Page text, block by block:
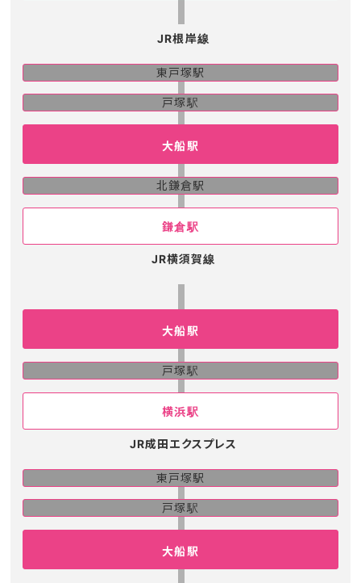
JR根岸線
東戸塚駅
戸塚駅
大船駅
北鎌倉駅
鎌倉駅
JR横須賀線
大船駅
戸塚駅
横浜駅
JR成田エクスプレス
東戸塚駅
戸塚駅
大船駅